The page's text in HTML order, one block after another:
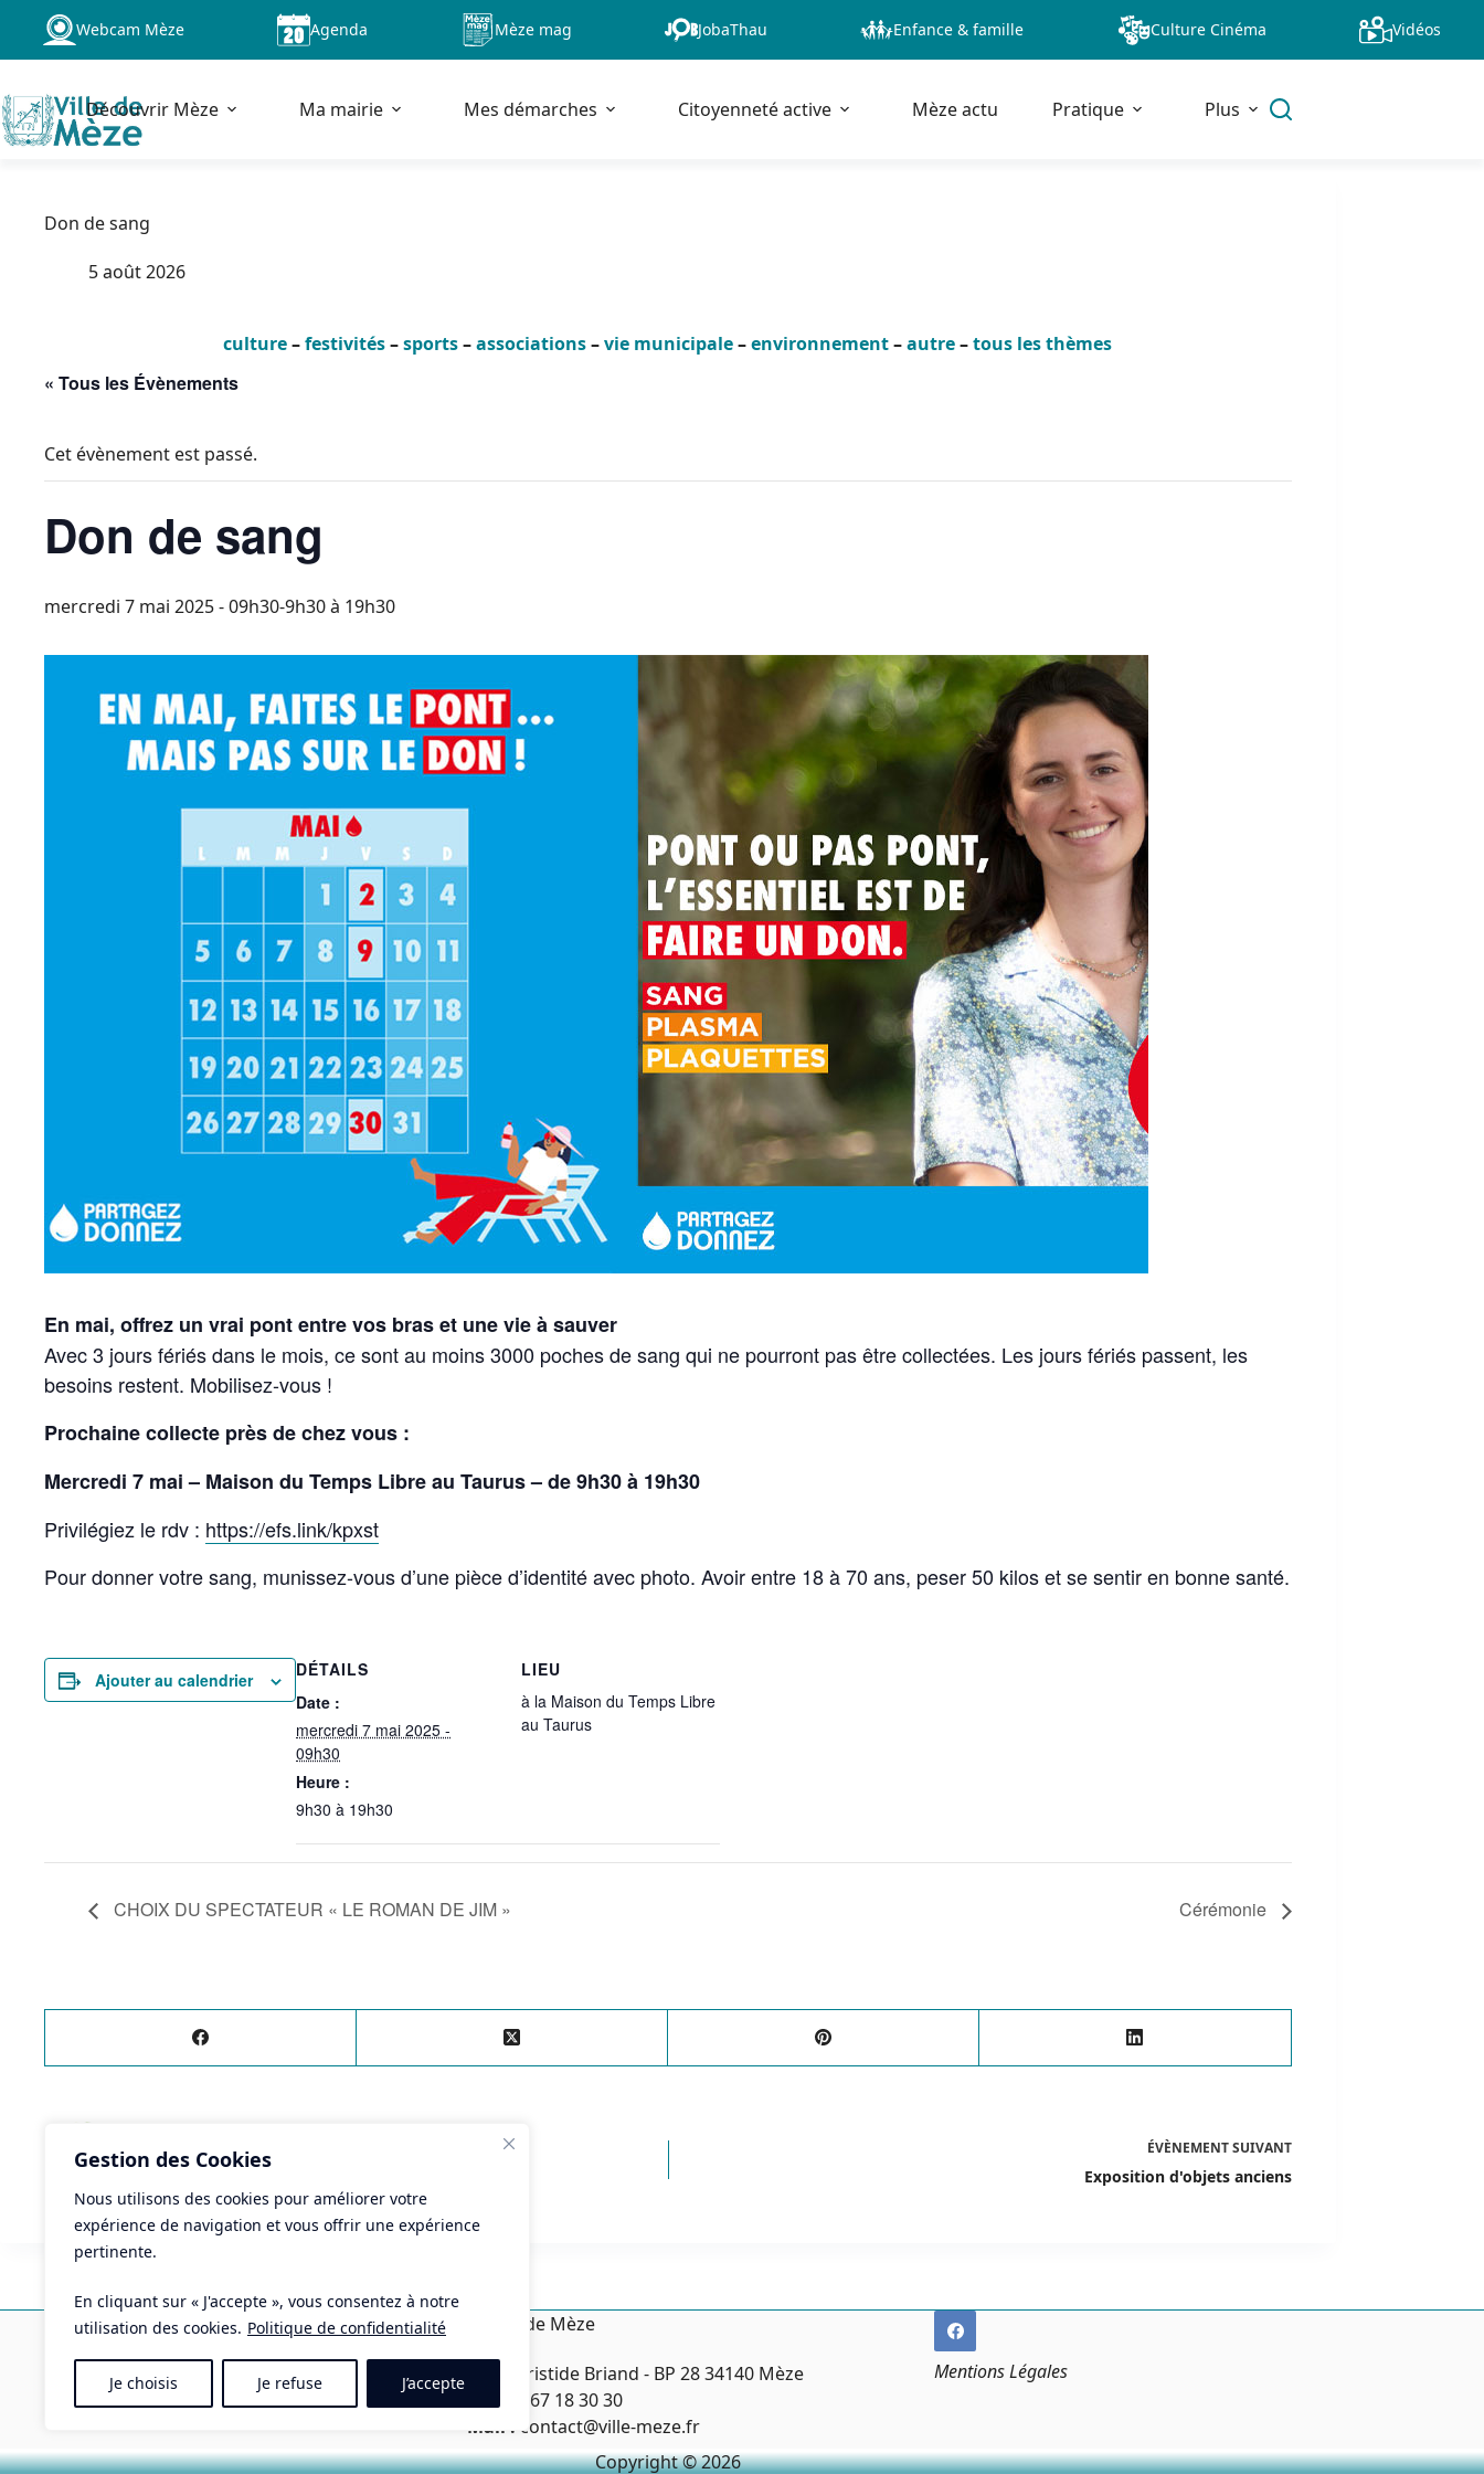
Gestion des Cookies
Nous utilisons des cookies pour améliorer votre
expérience de navigation et vous offrir une expérience
pertinente.
En cliquant sur « J'accepte », vous consentez à notre
utilisation des cookies. Politique de confidentialité
Je choisis Je refuse J’accepte
Passer
contenu
Webcam Mèze Agenda Mèze mag JobaThau Enfance & famille Culture Cinéma Vidéos
Découvrir Mèze Ma mairie Mes démarches Citoyenneté active Mèze actu Pratique Plus
Don de sang
5 août 2026
culture–festivités–sports–associations–vie municipale–environnement–autre–tous les thèmes
« Tous les Évènements
Cet évènement est passé.
Don de sang
mercredi 7 mai 2025 - 09h30-9h30à 19h30
En mai, offrez un vrai pont entre vos bras et une vie à sauver
Avec 3 jours fériés dans le mois, ce sont au moins 3000 poches de sang qui ne pourront pas être collectées. Les jours fériés passent, les
besoins restent. Mobilisez-vous !
Prochaine collecte près de chez vous :
Mercredi 7 mai – Maison du Temps Libre au Taurus – de 9h30 à 19h30
Privilégiez le rdv : https://efs.link/kpxst
Pour donner votre sang, munissez-vous d’une pièce d’identité avec photo. Avoir entre 18 à 70 ans, peser 50 kilos et se sentir en bonne santé.
Ajouter au calendrier
DÉTAILS
Date :
mercredi 7 mai 2025 -
09h30
Heure :
9h30 à 19h30
LIEU
à la Maison du Temps Libre
au Taurus
CHOIX DU SPECTATEUR « LE ROMAN DE JIM » Cérémonie
ÉVÈNEMENT PRÉCÉDENT ÉVÈNEMENTSUIVANT
Exposition d'objets anciens
Mairie de Mèze
Place Aristide Briand - BP 28 34140 Mèze
Tél : 04 67 18 30 30
Mail : contact@ville-meze.fr
Mentions Légales
Copyright © 2026